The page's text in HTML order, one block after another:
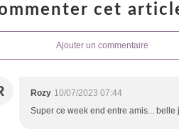
cet
Ajouter un commentaire
Rozy 10/07/2023 07:44
Super ce week end entre amis...